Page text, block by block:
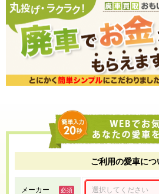
ご利用の愛車につ
メーカー